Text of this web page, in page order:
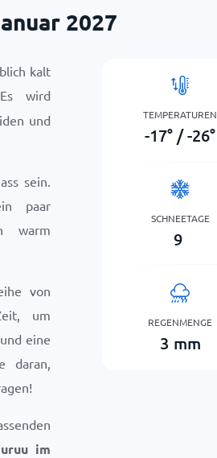
2027
kalt
wird
und
sein.
paar
warm
von
um
eine
daran,
im
TEMPERATUREN
-17° /-26°
SCHNEETAGE
9
REGENMENGE
3 mm